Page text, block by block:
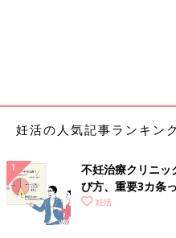
妊活の人気記事ランキン
不妊治療クリニッ
び方、重要3カ条
妊活